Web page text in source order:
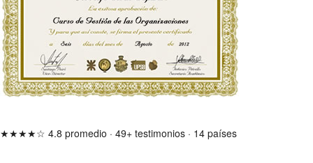
★★★★☆ 4.8 promedio · 49+ testimonios · 14 países